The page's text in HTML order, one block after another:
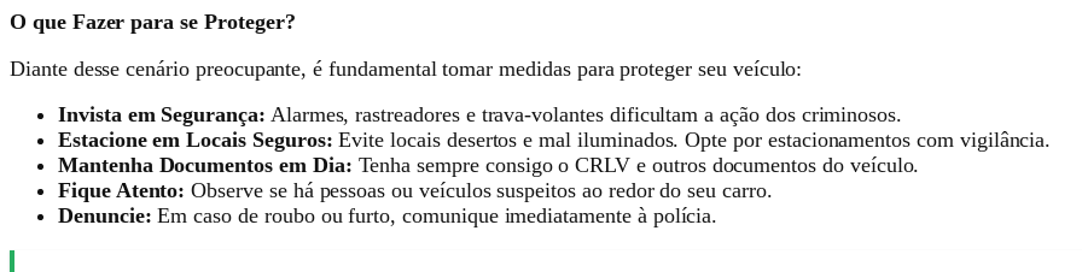
O que Fazer para se Proteger?
Diante desse cenário preocupante, é fundamental tomar medidas para proteger seu veículo:
Invista em Segurança: Alarmes, rastreadores e trava-volantes dificultam a ação dos criminosos.
Estacione em Locais Seguros: Evite locais desertos e mal iluminados. Opte por estacionamentos com vigilância.
Mantenha Documentos em Dia: Tenha sempre consigo o CRLV e outros documentos do veículo.
Fique Atento: Observe se há pessoas ou veículos suspeitos ao redor do seu carro.
Denuncie: Em caso de roubo ou furto, comunique imediatamente à polícia.